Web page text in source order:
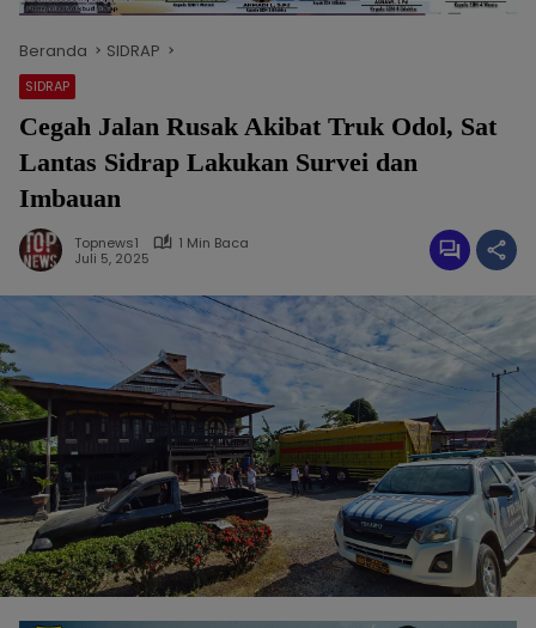
Beranda SIDRAP
SIDRAP
Cegah Jalan Rusak Akibat Truk Odol, Sat
Lantas Sidrap Lakukan Survei dan
Imbauan
Topnews1
1 Min Baca
Juli 5, 2025